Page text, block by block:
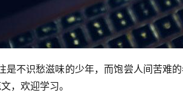
是不识愁滋味的少年，而饱尝人间苦难
，欢迎学习。